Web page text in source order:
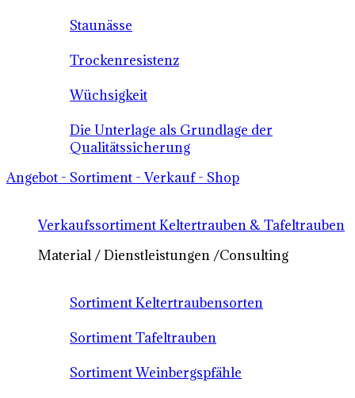
Staunässe
Trockenresistenz
Wüchsigkeit
Die Unterlage als Grundlage der
Qualitätssicherung
Angebot - Sortiment - Verkauf - Shop
Verkaufssortiment Keltertrauben & Tafeltrauben
Material / Dienstleistungen /Consulting
Sortiment Keltertraubensorten
Sortiment Tafeltrauben
Sortiment Weinbergspfähle